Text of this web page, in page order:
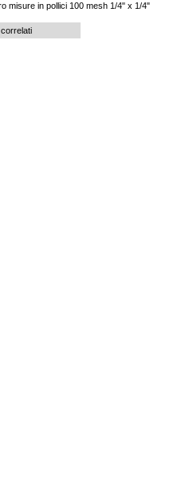
misure in pollici 100 mesh 1/4" x 1/4"